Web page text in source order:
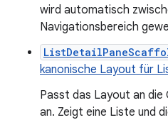
wird automatisch
Navigationsbereich
kanonische Layout für
Passt das Layout an
an. Zeigt eine Liste und